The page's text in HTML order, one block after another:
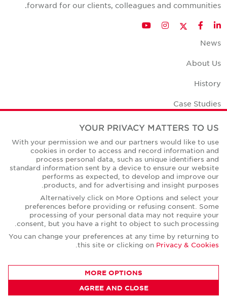
forward for our clients, colleagues and communities.
LinkedIn
Facebook
Twitter
Instagram
YouTube
News
About Us
History
Case Studies
Office Space Calculator
Careers
Contact Us
Office Locations
Corporate Social Responsibility
YOUR PRIVACY MATTERS TO US
With your permission we and our partners would like to use
cookies in order to access and record information and
process personal data, such as unique identifiers and
standard information sent by a device to ensure our website
performs as expected, to develop and improve our
products, and for advertising and insight purposes.
Alternatively click on More Options and select your
preferences before providing or refusing consent. Some
processing of your personal data may not require your
consent, but you have a right to object to such processing.
You can change your preferences at any time by returning to
this site or clicking on Privacy & Cookies
MORE OPTIONS
AGREE AND CLOSE